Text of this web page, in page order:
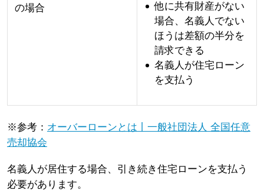
の場合
他に共有財産がない
場合、名義人でない
ほうは差額の半分を
請求できる
名義人が住宅ローン
を支払う
※参考： オーバーローンとは丨一般社団法人 全国任意
売却協会
名義人が居住する場合、引き続き住宅ローンを支払う
必要があります。